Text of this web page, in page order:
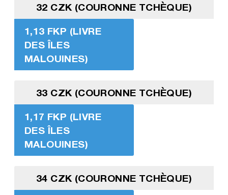
32 CZK (COURONNE TCHÈQUE)
1,13 FKP (LIVRE
DES ÎLES
MALOUINES)
33 CZK (COURONNE TCHÈQUE)
1,17 FKP (LIVRE
DES ÎLES
MALOUINES)
34 CZK (COURONNE TCHÈQUE)